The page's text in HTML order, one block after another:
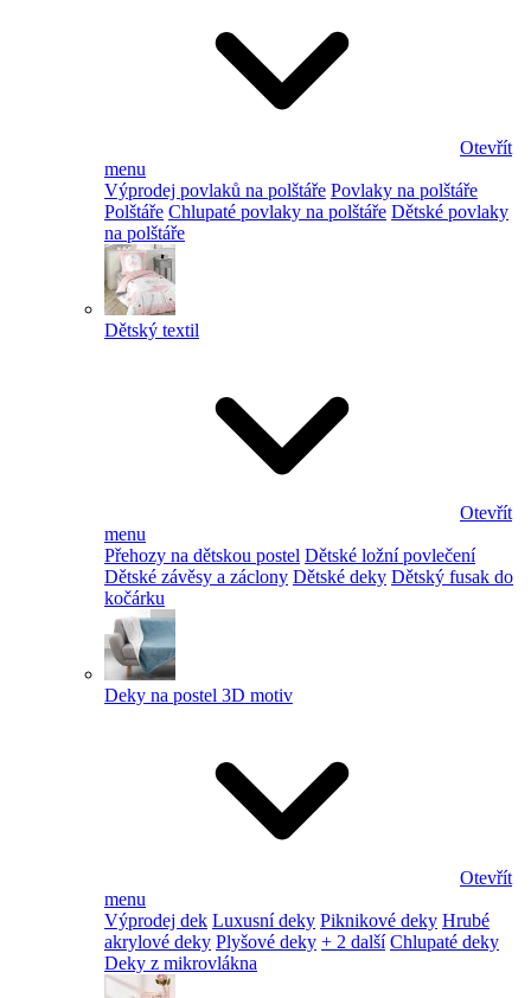
Otevřít
menu
Výprodej povlaků na polštáře Povlaky na polštáře
Polštáře Chlupaté povlaky na polštáře Dětské povlaky
na polštáře
Dětský textil
Otevřít
menu
Přehozy na dětskou postel Dětské ložní povlečení
Dětské závěsy a záclony Dětské deky Dětský fusak do
kočárku
Deky na postel 3D motiv
Otevřít
menu
Výprodej dek Luxusní deky Piknikové deky Hrubé
akrylové deky Plyšové deky + 2 další Chlupaté deky
Deky z mikrovlákna